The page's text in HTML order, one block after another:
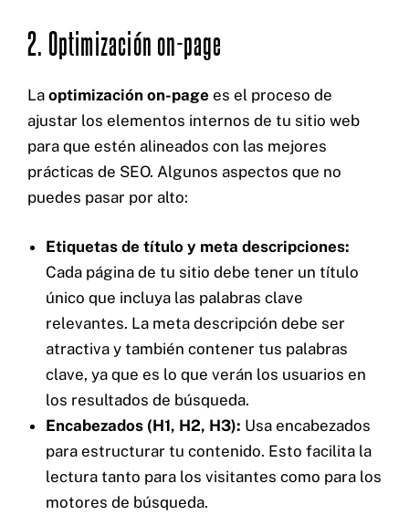
2. Optimización on-page
La optimización on-page es el proceso de
ajustar los elementos internos de tu sitio web
para que estén alineados con las mejores
prácticas de SEO. Algunos aspectos que no
puedes pasar por alto:
Etiquetas de título y meta descripciones:
Cada página de tu sitio debe tener un título
único que incluya las palabras clave
relevantes. La meta descripción debe ser
atractiva y también contener tus palabras
clave, ya que es lo que verán los usuarios en
los resultados de búsqueda.
Encabezados (H1, H2, H3): Usa encabezados
para estructurar tu contenido. Esto facilita la
lectura tanto para los visitantes como para los
motores de búsqueda.